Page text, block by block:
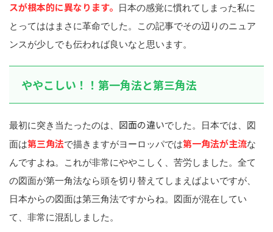
スが根本的に異なります。
日本の感覚に慣れてしまった私に
とってははまさに革命でした。この記事でその辺りのニュア
ンスが少しでも伝われば良いなと思います。
ややこしい！！第一角法と第三角法
最初に突き当たったのは、 図面の違いでした。日本では、図
面は第三角法で描きますがヨーロッパでは第一角法が主流な
んですよね。これが非常にややこしく、苦労しました。全て
の図面が第一角法なら頭を切り替えてしまえばよいですが、
日本からの図面は第三角法ですからね。図面が混在してい
て、非常に混乱しました。